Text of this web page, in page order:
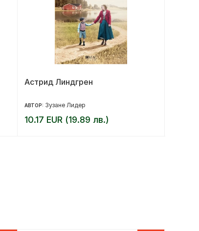
Астрид Линдгрен
АВТОР: Зузане Лидер
10.17 EUR (19.89 лв.)